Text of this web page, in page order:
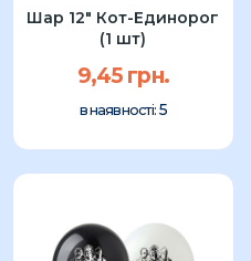
Шар 12" Кот-Единорог
(1 шт)
9,45 грн.
в наявності: 5